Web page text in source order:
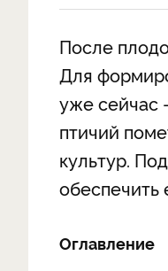
После
Для
уже сейчас
птичий
культур.
обеспечить
Оглавление